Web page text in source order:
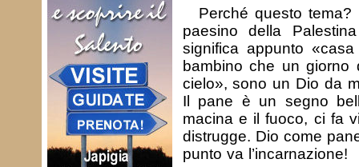
Perché questo
paesino della
significa appunto
bambino che un
cielo», sono un Dio da
Il pane è un segno
macina e il fuoco, ci fa
distrugge. Dio come
punto va l’incarnazione!